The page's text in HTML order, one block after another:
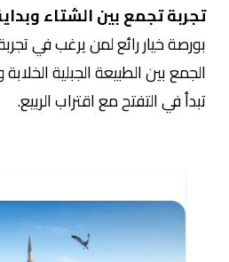
تجربة تجمع بين الشتاء
بورصة خيار رائع لمن يرغب في
الجمع بين الطبيعة الجبلية
تبدأ في التفتح مع اقتراب الربيع.